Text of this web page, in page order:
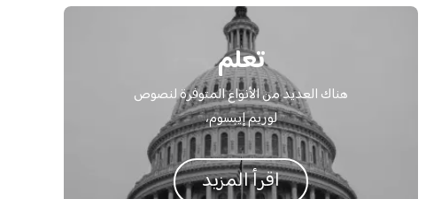
تعلم
هناك العديد من الأنواع المتوفرة لنصوص
لوريم إيبسوم،
اقرأ المزيد